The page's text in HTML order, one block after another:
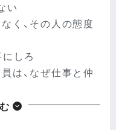
い
く、その人の態度
しろ
は、なぜ仕事と仲
ではない、人間を